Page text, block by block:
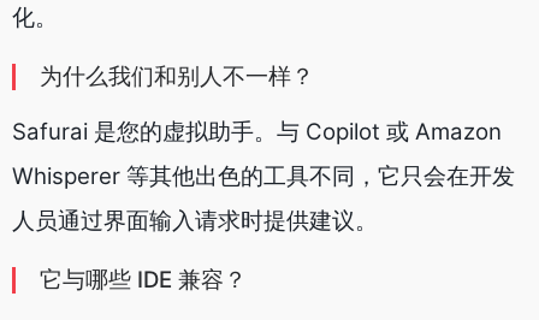
化。
为什么我们和别人不一样？
Safurai 是您的虚拟助手。与 Copilot 或 Amazon
Whisperer 等其他出色的工具不同，它只会在开发
人员通过界面输入请求时提供建议。
它与哪些 IDE 兼容 ？